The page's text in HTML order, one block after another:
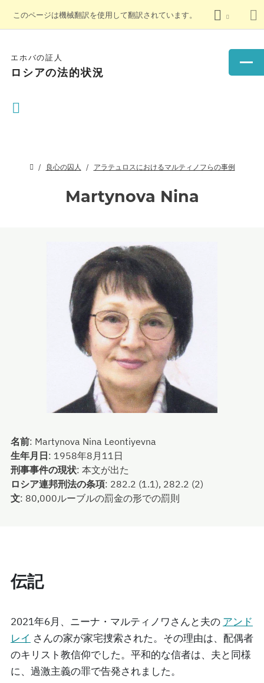
このページは機械翻訳を使用して翻訳されています。
エホバの証人
ロシアの法的状況
良心の囚人 アラテュロスにおけるマルティノフらの事例
Martynova Nina
名前: Martynova Nina Leontiyevna
生年月日: 1958年8月11日
刑事事件の現状: 本文が出た
ロシア連邦刑法の条項: 282.2 (1.1), 282.2 (2)
文: 80,000ルーブルの罰金の形での罰則
伝記
2021年6月、ニーナ・マルティノワさんと夫の アンド
レイ さんの家が家宅捜索された。その理由は、配偶者
のキリスト教信仰でした。平和的な信者は、夫と同様
に、過激主義の罪で告発されました。